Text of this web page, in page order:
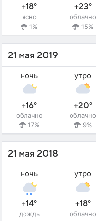
+18°
ясно
1%
+23°
облачно
15%
21 мая 2019
ночь
+16°
облачно
17%
утро
+20°
облачно
9%
21 мая 2018
ночь
+14°
дождь
утро
+18°
облачно